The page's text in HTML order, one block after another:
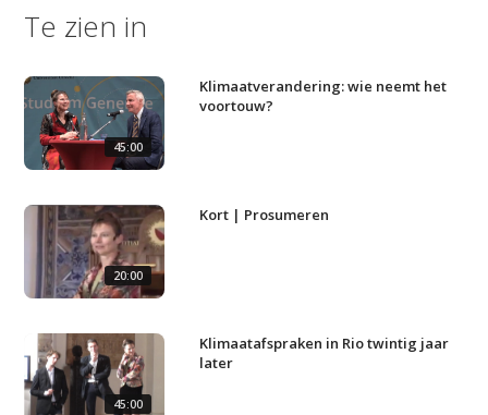
Studium Generale
Home
Podcast
Te zien in
45:00
Klimaatverandering: wie neemt het
voortouw?
20:00
Kort | Prosumeren
45:00
Klimaatafspraken in Rio twintig jaar
later